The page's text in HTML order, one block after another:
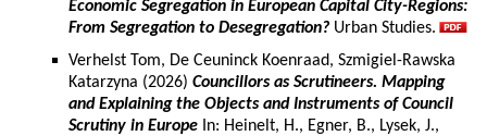
Economic Segregation in European Capital City-Regions:
From Segregation to Desegregation? Urban Studies.
Verhelst Tom, De Ceuninck Koenraad, Szmigiel-Rawska
Katarzyna (2026) Councillors as Scrutineers. Mapping
and Explaining the Objects and Instruments of Council
Scrutiny in Europe In: Heinelt, H., Egner, B., Lysek, J.,